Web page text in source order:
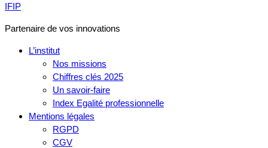
IFIP
Partenaire de vos innovations
L’institut
Nos missions
Chiffres clés 2025
Un savoir-faire
Index Egalité professionnelle
Mentions légales
RGPD
CGV